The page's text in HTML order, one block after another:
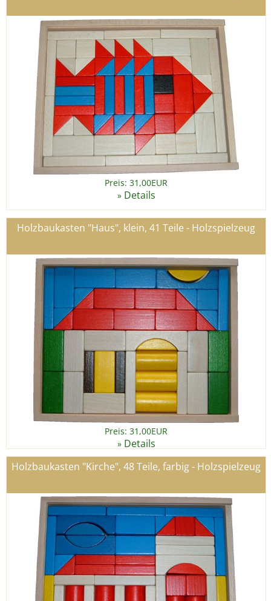
Preis: 31,00EUR
» Details
Holzbaukasten "Haus", klein, 41 Teile - Holzspielzeug
Preis: 31,00EUR
» Details
Holzbaukasten "Kirche", 48 Teile, farbig - Holzspielzeug